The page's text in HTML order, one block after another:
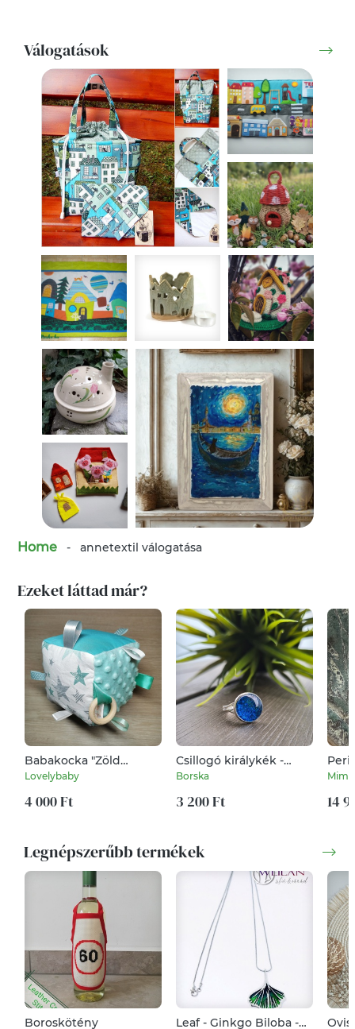
Válogatások
Home - annetextilválogatása
Ezeket láttad már?
Babakocka "Zöld
csillagos" világos zöld
minky-vel
Lovelybaby
4 000 Ft
Csillogó királykék -
ezüst MINI textilbőr
Borska
3 200 Ft 14
Legnépszerűbb termékek
Boroskötény
Leaf - Ginkgo Biloba -
Ovis